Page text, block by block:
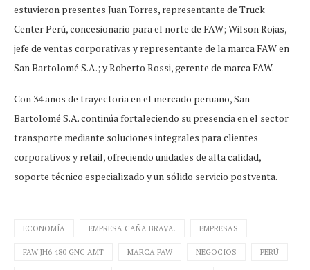
estuvieron presentes Juan Torres, representante de Truck
Center Perú, concesionario para el norte de FAW; Wilson Rojas,
jefe de ventas corporativas y representante de la marca FAW en
San Bartolomé S.A.; y Roberto Rossi, gerente de marca FAW.
Con 34 años de trayectoria en el mercado peruano, San
Bartolomé S.A. continúa fortaleciendo su presencia en el sector
transporte mediante soluciones integrales para clientes
corporativos y retail, ofreciendo unidades de alta calidad,
soporte técnico especializado y un sólido servicio postventa.
ECONOMÍA EMPRESA CAÑA BRAVA. EMPRESAS
FAW JH6 480 GNC AMT MARCA FAW NEGOCIOS PERÚ